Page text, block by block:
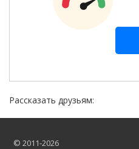
Рассказать друзьям:
© 2011-2026